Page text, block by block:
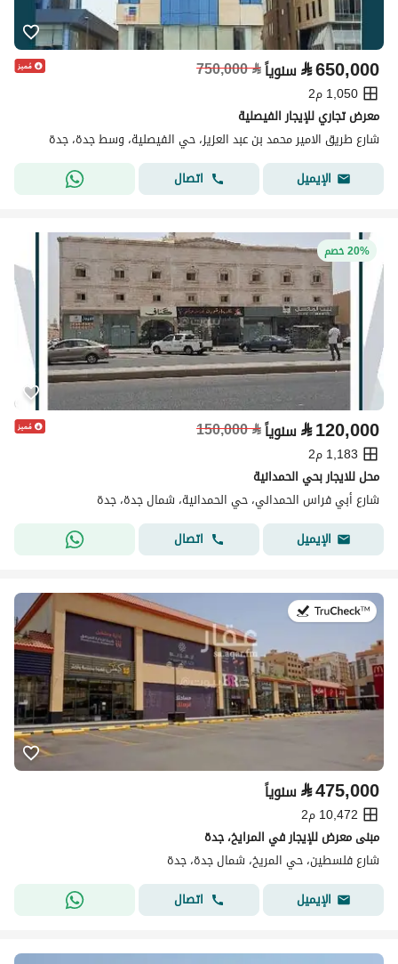
⃁650,000 سنوياً⃁
750,000
1,050 م2
معرض تجاري للإيجار الفيصلية
شارع طريق الامير محمد بن عبد العزيز، حي الفيصلية، وسط جدة، جدة
الإيميل
اتصال
20% خصم
⃁120,000 سنوياً⃁
150,000
1,183 م2
محل للايجار بحي الحمدانية
شارع أبي فراس الحمداني، حي الحمدانية، شمال جدة، جدة
الإيميل
اتصال
⃁475,000 سنوياً
10,472 م2
مبنى معرض للإيجار في المرايخ، جدة
شارع فلسطين، حي المريخ، شمال جدة، جدة
الإيميل
اتصال